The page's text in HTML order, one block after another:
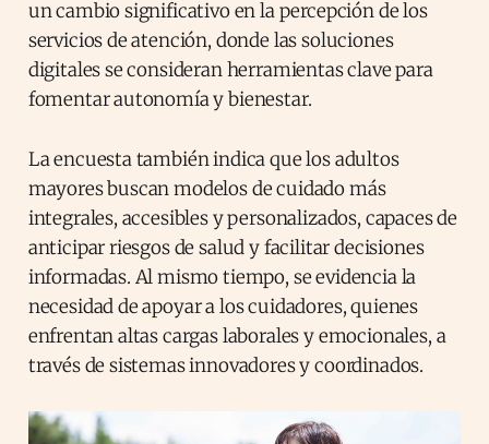
un cambio significativo en la percepción de los
servicios de atención, donde las soluciones
digitales se consideran herramientas clave para
fomentar autonomía y bienestar.
La encuesta también indica que los adultos
mayores buscan modelos de cuidado más
integrales, accesibles y personalizados, capaces de
anticipar riesgos de salud y facilitar decisiones
informadas. Al mismo tiempo, se evidencia la
necesidad de apoyar a los cuidadores, quienes
enfrentan altas cargas laborales y emocionales, a
través de sistemas innovadores y coordinados.